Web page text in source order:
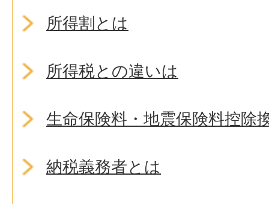
所得割とは
所得税との違いは
生命保険料・地震保険料控除
納税義務者とは